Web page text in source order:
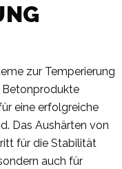
zur Temperierung
Betonprodukte
eine erfolgreiche
Das Aushärten von
für die Stabilität
auch für